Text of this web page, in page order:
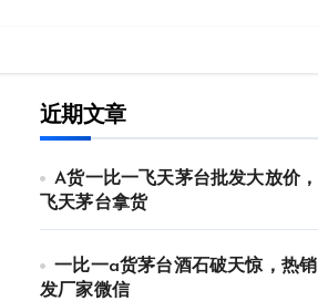
近期文章
A货一比一飞天茅台批发大放价
飞天茅台拿货
一比一a货茅台酒石破天惊，热
发厂家微信